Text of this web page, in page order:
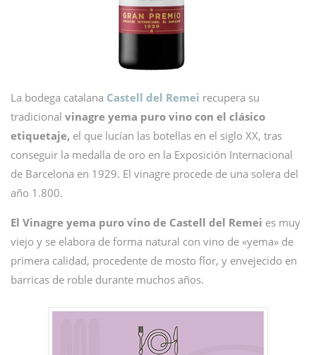
La bodega catalana Castell del Remei recupera su
tradicional vinagre yema puro vino con el clásico
etiquetaje, el que lucían las botellas en el siglo XX, tras
conseguir la medalla de oro en la Exposición Internacional
de Barcelona en 1929. El vinagre procede de una solera del
año 1.800.
El Vinagre yema puro vino de Castell del Remei es muy
viejo y se elabora de forma natural con vino de «yema» de
primera calidad, procedente de mosto flor, y envejecido en
barricas de roble durante muchos años.